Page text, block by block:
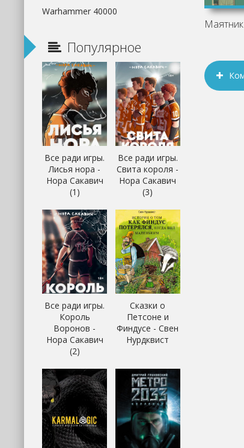
Warhammer 40000
Популярное
Все ради игры.
Лисья нора -
Нора Сакавич
(1)
Все ради игры.
Свита короля -
Нора Сакавич
(3)
Все ради игры.
Король
Воронов -
Нора Сакавич
(2)
Сказки о
Петсоне и
Финдусе - Свен
Нурдквист